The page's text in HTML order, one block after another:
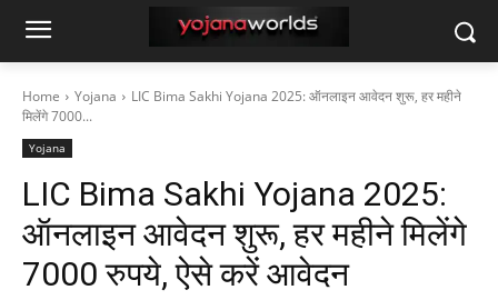
Home Yojana
LIC Bima Sakhi Yojana 2025: ऑनलाइन आवेदन शुरू, हर महीने
मिलेंगे 7000...
Yojana
LIC Bima Sakhi Yojana 2025:
ऑनलाइन आवेदन शुरू, हर महीने मिलेंगे
7000 रुपये, ऐसे करें आवेदन